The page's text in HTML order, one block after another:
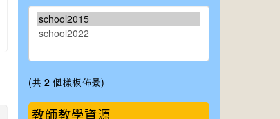
(共 2個樣板佈景)
教師教學資源